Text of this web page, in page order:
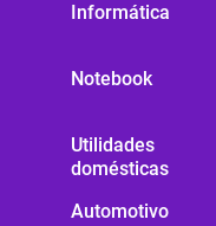
Informática
Notebook
Utilidades
domésticas
Automotivo